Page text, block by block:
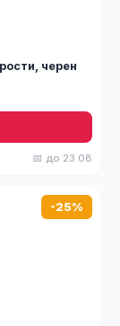
черен
📅 до 23.08
-25%